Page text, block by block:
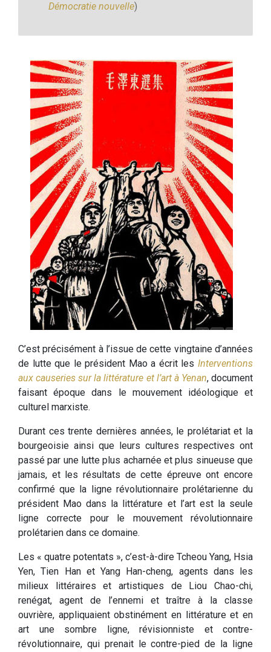
Démocratie nouvelle)
C’est précisément à l’issue de cette vingtaine d’années
de lutte que le président Mao a écrit les Interventions
aux causeries sur la littérature et l’art à Yenan, document
faisant époque dans le mouvement idéologique et
culturel marxiste.
Durant ces trente dernières années, le prolétariat et la
bourgeoisie ainsi que leurs cultures respectives ont
passé par une lutte plus acharnée et plus sinueuse que
jamais, et les résultats de cette épreuve ont encore
confirmé que la ligne révolutionnaire prolétarienne du
président Mao dans la littérature et l’art est la seule
ligne correcte pour le mouvement révolutionnaire
prolétarien dans ce domaine.
Les « quatre potentats », c’est-à-dire Tcheou Yang, Hsia
Yen, Tien Han et Yang Han-cheng, agents dans les
milieux littéraires et artistiques de Liou Chao-chi,
renégat, agent de l’ennemi et traître à la classe
ouvrière, appliquaient obstinément en littérature et en
art une sombre ligne, révisionniste et contre-
révolutionnaire, qui prenait le contre-pied de la ligne